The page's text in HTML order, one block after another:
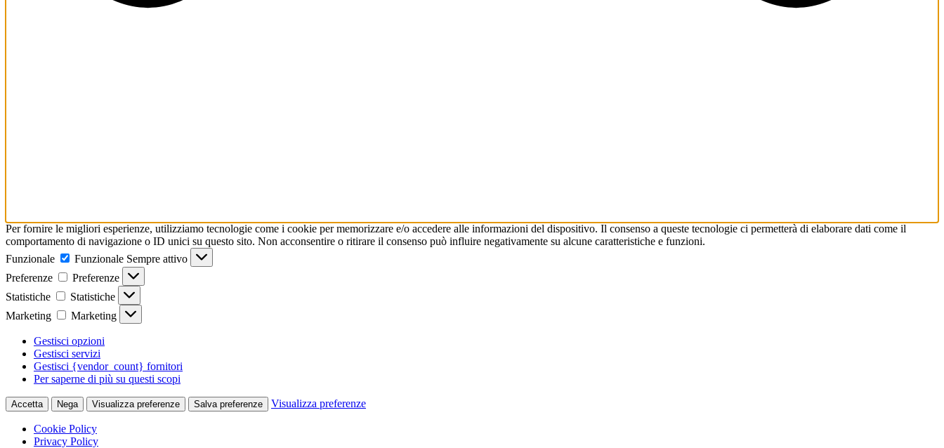
Per fornire le migliori esperienze, utilizziamo tecnologie come i cookie per memorizzare e/o accedere alle informazioni del dispositivo. Il consenso a queste tecnologie ci permetterà di elaborare dati come il
comportamento di navigazione o ID unici su questo sito. Non acconsentire o ritirare il consenso può influire negativamente su alcune caratteristiche e funzioni.
Funzionale
Funzionale Sempre attivo
Preferenze
Preferenze
Statistiche
Statistiche
Marketing
Marketing
Gestisci opzioni
Gestisci servizi
Gestisci {vendor_count} fornitori
Per saperne di più su questi scopi
Accetta Nega Visualizza preferenze Salva preferenze Visualizza preferenze
Cookie Policy
Privacy Policy